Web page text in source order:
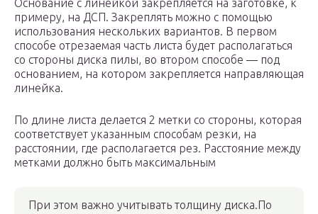
Основание с линейкой закрепляется на заготовке, к
примеру, на ДСП. Закреплять можно с помощью
использования нескольких вариантов. В первом
способе отрезаемая часть листа будет располагаться
со стороны диска пилы, во втором способе — под
основанием, на котором закрепляется направляющая
линейка.
По длине листа делается 2 метки со стороны, которая
соответствует указанным способам резки, на
расстоянии, где располагается рез. Расстояние между
метками должно быть максимальным
При этом важно учитывать толщину диска.По